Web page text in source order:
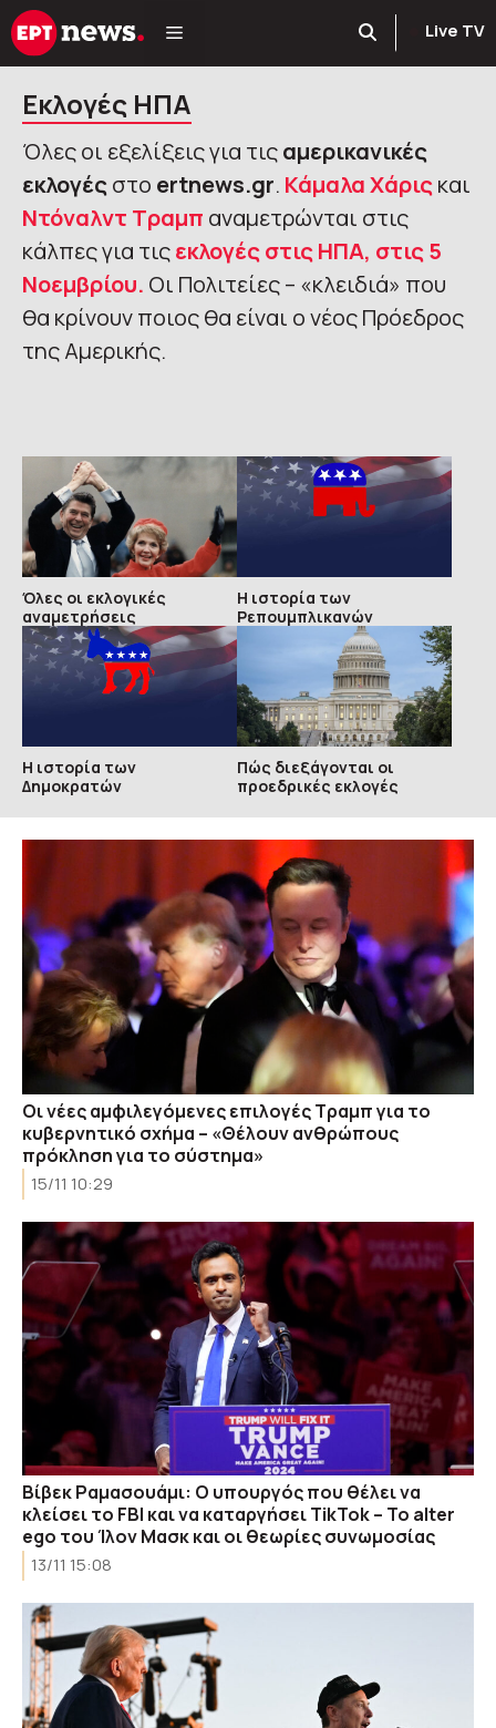
Μετάβαση
σε
Live TV
Εκλογές ΗΠΑ
Όλες οι εξελίξεις για τιςαμερικανικές
εκλογέςστο ertnews.gr. Κάμαλα Χάριςκαι
Ντόναλντ Τραμπ αναμετρώνται στις
κάλπες για τιςεκλογές στις ΗΠΑ, στις 5
Νοεμβρίου. Οι Πολιτείες – «κλειδιά» που
θα κρίνουν ποιος θα είναι ο νέος Πρόεδρος
της Αμερικής.
Όλες οι εκλογικές
αναμετρήσεις
Η ιστορία των
Ρεπουμπλικανών
Η ιστορία των
Δημοκρατών
Πώς διεξάγονται οι
προεδρικές εκλογές
Οι νέες αμφιλεγόμενες επιλογές Τραμπ για το
κυβερνητικό σχήμα – «Θέλουν ανθρώπους
πρόκληση για το σύστημα»
15/11 10:29
Βίβεκ Ραμασουάμι: Ο υπουργός που θέλει να
κλείσει το FBI και να καταργήσει TikTok – Το alter
ego του Ίλον Μασκ και οι θεωρίες συνωμοσίας
13/11 15:08